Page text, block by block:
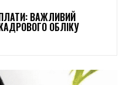
ВАЖЛИВИЙ
ОБЛІКУ